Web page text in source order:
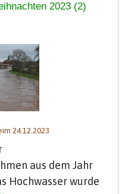
2023 (2)
24.12.2023
aus dem Jahr
Hochwasser wurde